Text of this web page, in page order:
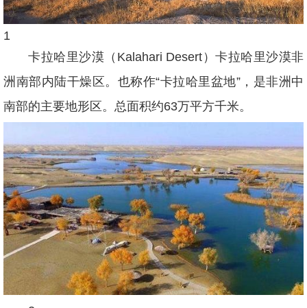
1
卡拉哈里沙漠（Kalahari Desert）卡拉哈里沙漠非
洲南部内陆干燥区。也称作“卡拉哈里盆地”，是非洲中
南部的主要地形区。总面积约63万平方千米。